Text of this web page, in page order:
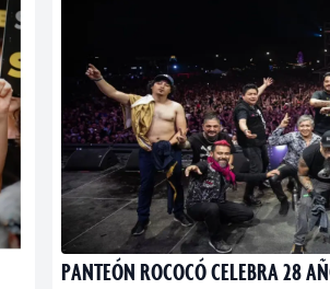
PANTEÓN ROCOCÓ CELEBRA 28